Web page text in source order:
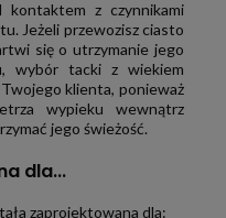
z galaretkami oraz ciast z
z czynnikami
Jeżeli przewozisz ciasto
się o utrzymanie jego
wybór tacki z wiekiem
klienta, ponieważ
wypieku wewnątrz